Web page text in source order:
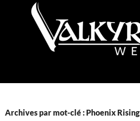
Archives par mot-clé : Phoenix Rising